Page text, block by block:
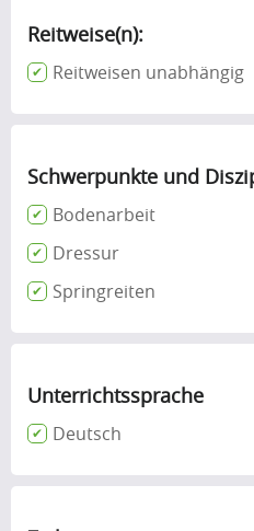
Reitweise(n):
Reitweisen unabhängig
Schwerpunkte und
Bodenarbeit
Dressur
Springreiten
Unterrichtssprache
Deutsch